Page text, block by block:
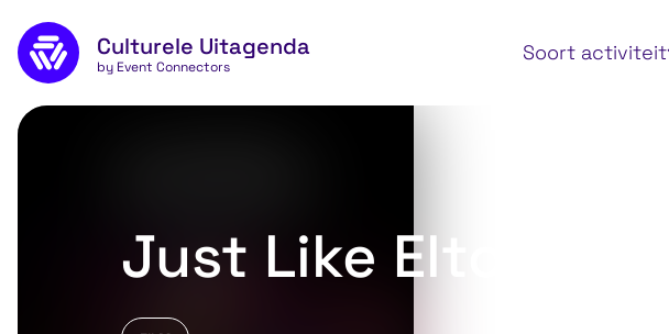
Naar de inhoud
Culturele Uitagenda
by Event Connectors
Soort activiteit
Apply filters
Just Like Elton 2026